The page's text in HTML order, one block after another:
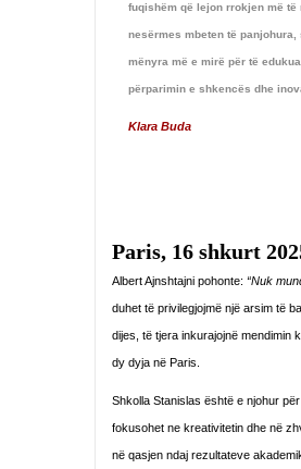
fuqishëm që lejon rrokjen më të
nesërmes mbeten të
mënyra më e mirë për të
përparimin e shkencës dhe
Klara Buda
Paris, 16 shkurt
Albert Ajnshtajni pohonte: “Nuk
duhet të privilegjojmë një arsim të
dijes, të tjera inkurajojnë mendimin
dy dyja në Paris.
Shkolla Stanislas është e njohur
fokusohet ne kreativitetin dhe në
në qasjen ndaj rezultateve